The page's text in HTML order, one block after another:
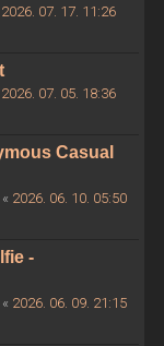
2026. 07. 17. 11:26
2026. 07. 05. 18:36
Casual
2026. 06. 10. 05:50
-
2026. 06. 09. 21:15